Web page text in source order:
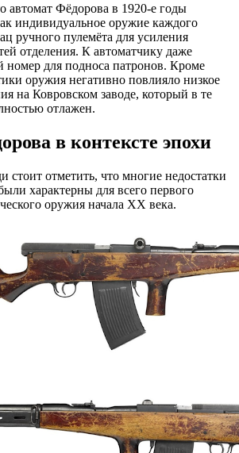
автомат Фёдорова в 1920-е годы
индивидуальное оружие каждого
ручного пулемёта для усиления
отделения. К автоматчику даже
номер для подноса патронов. Кроме
оружия негативно повлияло низкое
на Ковровском заводе, который в те
отлажен.
в контексте эпохи
стоит отметить, что многие недостатки
характерны для всего первого
оружия начала XX века.